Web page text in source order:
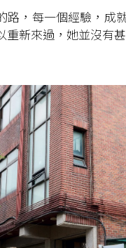
路，每一個經驗，成
重新來過，她並沒有